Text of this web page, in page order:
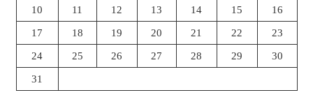
10 11 12 13 14 15 16
17 18 19 20 21 22 23
24 25 26 27 28 29 30
31